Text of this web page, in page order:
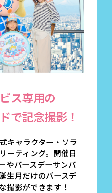
ス専用の
で記念撮影！
キャラクター・ソラ
ーティング。開催日
やバースデーサンバ
生月だけのバースデ
撮影ができます！